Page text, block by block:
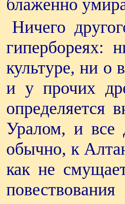
блаженно
Ничего
гипербореях:
культуре, ни о
и у прочих
определяется
Уралом, и все
обычно, к
как не